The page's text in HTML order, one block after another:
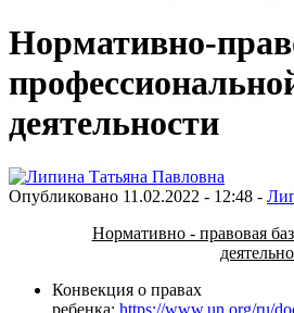
Нормативно-
деятельности
Опубликовано 11.02.2022 - 12:48 -
Нормативно - правовая
Конвекция о правах
ребенка; https://www.un.org/ru/